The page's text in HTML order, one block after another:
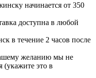
начинается от 350
доступна в любой
в течение 2 часов после
желанию мы не
(укажите это в